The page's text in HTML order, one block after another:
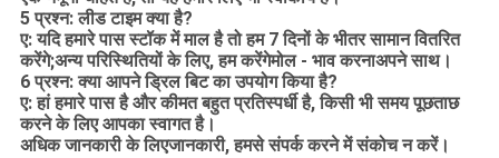
5 प्रश्न: लीड टाइम क्या है?
ए: यदि हमारे पास स्टॉक में माल है तो हम 7 दिनों के भीतर सामान वितरित
करेंगे;अन्य परिस्थितियों के लिए, हम करेंगेमोल - भाव करनाअपने साथ।
6 प्रश्न: क्या आपने ड्रिल बिट का उपयोग किया है?
ए: हां हमारे पास है और कीमत बहुत प्रतिस्पर्धी है, किसी भी समय पूछताछ
करने के लिए आपका स्वागत है।
अधिक जानकारी के लिएजानकारी, हमसे संपर्क करने में संकोच न करें।